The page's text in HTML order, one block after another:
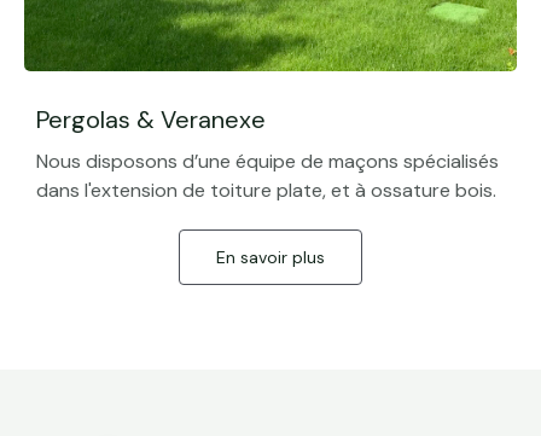
Pergolas & Veranexe
Nous disposons d’une équipe de maçons spécialisés
dans l'extension de toiture plate, et à ossature bois.
En savoir plus